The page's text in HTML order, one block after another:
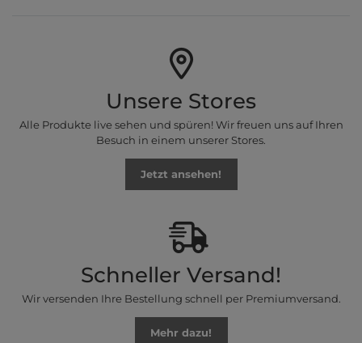
Unsere Stores
Alle Produkte live sehen und spüren! Wir freuen uns auf Ihren
Besuch in einem unserer Stores.
Jetzt ansehen!
Schneller Versand!
Wir versenden Ihre Bestellung schnell per Premiumversand.
Mehr dazu!